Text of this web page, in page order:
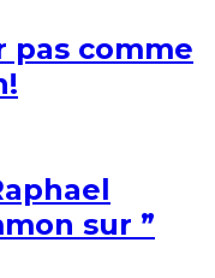
pas comme
sur ”